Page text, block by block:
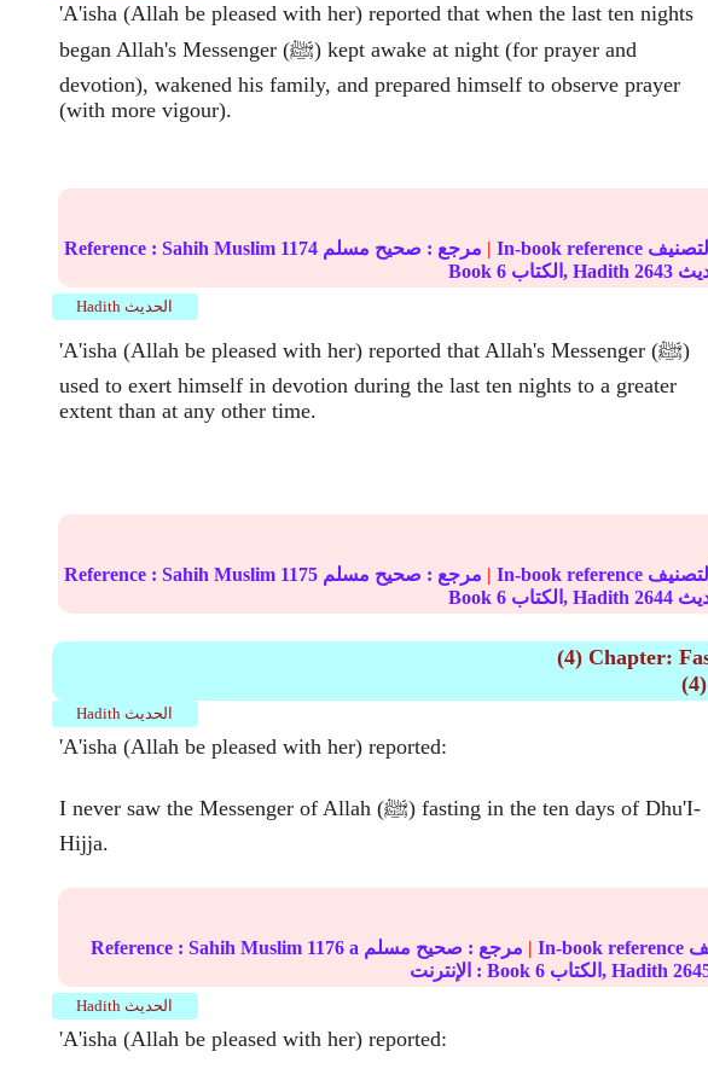
'A'isha (Allah be pleased with her) reported that when the last ten nights
began Allah's Messenger (ﷺ) kept awake at night (for prayer and
devotion), wakened his family, and prepared himself to observe prayer
(with more vigour).
Reference : Sahih Muslim 1174 مرجع : صحيح مسلم |
Book 6 الكتاب, Hadith 2643
Hadith الحديث
'A'isha (Allah be pleased with her) reported that Allah's Messenger (ﷺ)
used to exert himself in devotion during the last ten nights to a greater
extent than at any other time.
Reference : Sahih Muslim 1175 مرجع : صحيح مسلم |
Book 6 الكتاب, Hadith 2644
(4) Chapter:
Hadith الحديث
'A'isha (Allah be pleased with her) reported:
I never saw the Messenger of Allah (ﷺ) fasting in the ten days of Dhu'I-
Hijja.
Reference : Sahih Muslim 1176 a مرجع : صحيح مسلم |
الإنترنت : Book 6 الكتاب, Hadith
Hadith الحديث
'A'isha (Allah be pleased with her) reported: